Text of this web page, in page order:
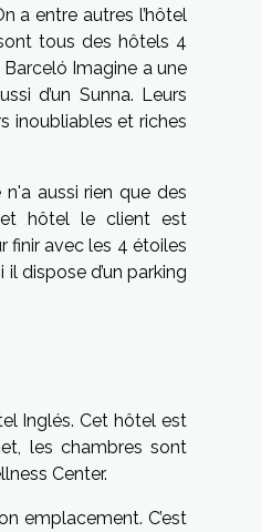
a entre autres l’hôtel
tous des hôtels 4
Barceló Imagine a une
d’un Sunna. Leurs
inoubliables et riches
aussi rien que des
hôtel le client est
finir avec les 4 étoiles
dispose d’un parking
Inglés. Cet hôtel est
les chambres sont
Center.
emplacement. C’est